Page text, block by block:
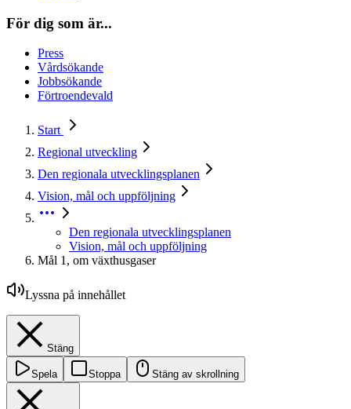
För dig som är...
Press
Vårdsökande
Jobbsökande
Förtroendevald
Start
Regional utveckling
Den regionala utvecklingsplanen
Vision, mål och uppföljning
Den regionala utvecklingsplanen
Vision, mål och uppföljning
Mål 1, om växthusgaser
Lyssna på innehållet
Stäng
Spela Stoppa Stäng av skrollning